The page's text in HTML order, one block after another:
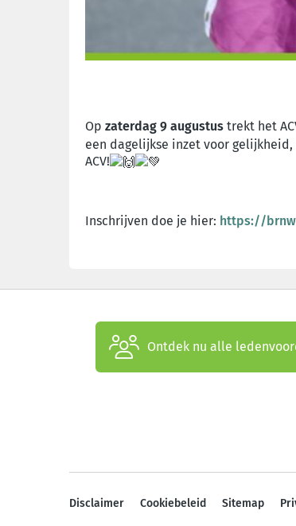
Op zaterdag 9 augustus trekt het
een dagelijkse inzet voor gelijkheid,
ACV!
Inschrijven doe je hier: https://
Ontdek nu alle
Disclaimer Cookiebeleid Sitemap